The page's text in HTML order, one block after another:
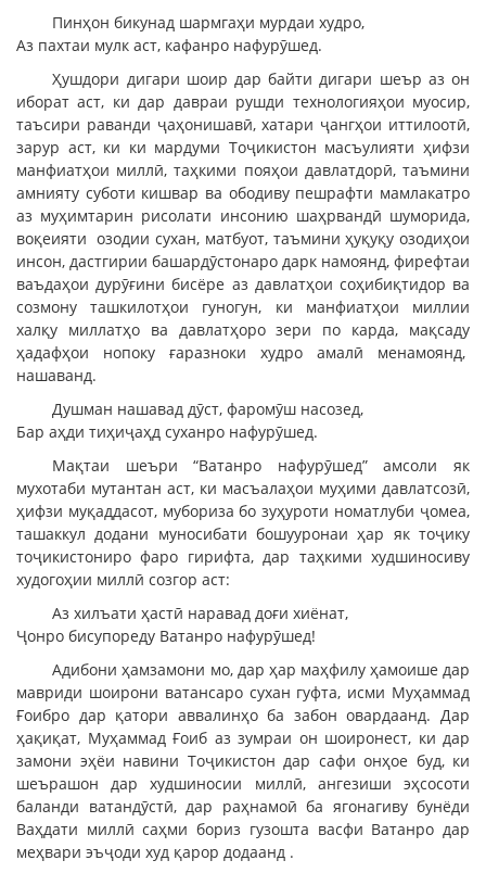
Пинҳон бикунад шармгаҳи мурдаи худро,
Аз пахтаи мулк аст, кафанро нафурӯшед.
Ҳушдори дигари шоир дар байти дигари шеър аз он
иборат аст, ки дар давраи рушди технологияҳои муосир,
таъсири раванди ҷаҳонишавӣ, хатари ҷангҳои иттилоотӣ,
зарур аст, ки ки мардуми Тоҷикистон масъулияти ҳифзи
манфиатҳои миллӣ, таҳкими пояҳои давлатдорӣ, таъмини
амнияту суботи кишвар ва ободиву пешрафти мамлакатро
аз муҳимтарин рисолати инсонию шаҳрвандӣ шуморида,
воқеияти озодии сухан, матбуот, таъмини ҳуқуқу озодиҳои
инсон, дастгирии башардӯстонаро дарк намоянд, фирефтаи
ваъдаҳои дурӯғини бисёре аз давлатҳои соҳибиқтидор ва
созмону ташкилотҳои гуногун, ки манфиатҳои миллии
халқу миллатҳо ва давлатҳоро зери по карда, мақсаду
ҳадафҳои нопоку ғаразноки худро амалӣ менамоянд,
нашаванд.
Душман нашавад дӯст, фаромӯш насозед,
Бар аҳди тиҳиҷаҳд суханро нафурӯшед.
Мақтаи шеъри “Ватанро нафурӯшед” амсоли як
мухотаби мутантан аст, ки масъалаҳои муҳими давлатсозӣ,
ҳифзи муқаддасот, мубориза бо зуҳуроти номатлуби ҷомеа,
ташаккул додани муносибати бошууронаи ҳар як тоҷику
тоҷикистониро фаро гирифта, дар таҳкими худшиносиву
худогоҳии миллӣ созгор аст:
Аз хилъати ҳастӣ наравад доғи хиёнат,
Ҷонро бисупореду Ватанро нафурӯшед!
Адибони ҳамзамони мо, дар ҳар маҳфилу ҳамоише дар
мавриди шоирони ватансаро сухан гуфта, исми Муҳаммад
Ғоибро дар қатори аввалинҳо ба забон овардаанд. Дар
ҳақиқат, Муҳаммад Ғоиб аз зумраи он шоиронест, ки дар
замони эҳёи навини Тоҷикистон дар сафи онҳое буд, ки
шеърашон дар худшиносии миллӣ, ангезиши эҳсосоти
баланди ватандӯстӣ, дар раҳнамоӣ ба ягонагиву бунёди
Ваҳдати миллӣ саҳми бориз гузошта васфи Ватанро дар
меҳвари эъҷоди худ қарор додаанд .